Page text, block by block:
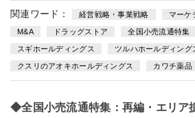
関連ワード： 経営戦略・事業戦略 マーケ
M&A ドラッグストア 全国小売流通特集
スギホールディングス ツルハホールディング
クスリのアオキホールディングス カワチ薬品
◆全国小売流通特集：再編・エリア